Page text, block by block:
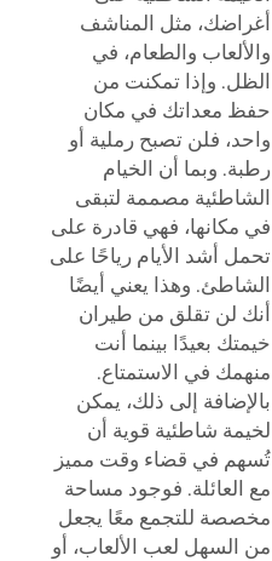
أغراضك، مثل المناشف
والألعاب والطعام، في
الظل. وإذا تمكنت من
حفظ معداتك في مكان
واحد، فلن تصبح رملية أو
رطبة. وبما أن الخيام
الشاطئية مصممة لتبقى
في مكانها، فهي قادرة على
تحمل أشد الأيام رياحًا على
الشاطئ. وهذا يعني أيضًا
أنك لن تقلق من طيران
خيمتك بعيدًا بينما أنت
منهمك في الاستمتاع.
بالإضافة إلى ذلك، يمكن
لخيمة شاطئية قوية أن
تُسهم في قضاء وقت مميز
مع العائلة. فوجود مساحة
مخصصة للتجمع معًا يجعل
من السهل لعب الألعاب، أو